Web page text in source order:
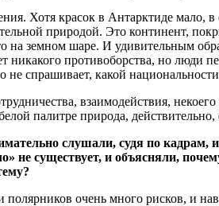
Хотя красок в Антарктиде мало,
природой. Это континент,
на земном шаре. И удивительным
никакого противоборства, но люди
не спрашивает, какой
взаимодействия,
палитре природа, действительно,
слушали, судя по кадрам,
не существует, и объясняли,
очень много рисков, и